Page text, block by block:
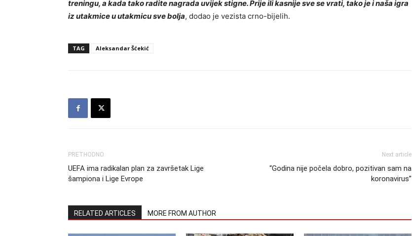
treningu, a kada tako radite nagrada uvijek stigne. Prije ili kasnije sve se vrati, tako je i naša igra
iz utakmice u utakmicu sve bolja, dodao je vezista crno-bijelih.
TAG Aleksandar Šćekić
PRETHODNO
UEFA ima radikalan plan za završetak Lige
šampiona i Lige Evrope
Next article
“Godina nije počela dobro, pozitivan sam na
koronavirus”
RELATED ARTICLES MORE FROM AUTHOR